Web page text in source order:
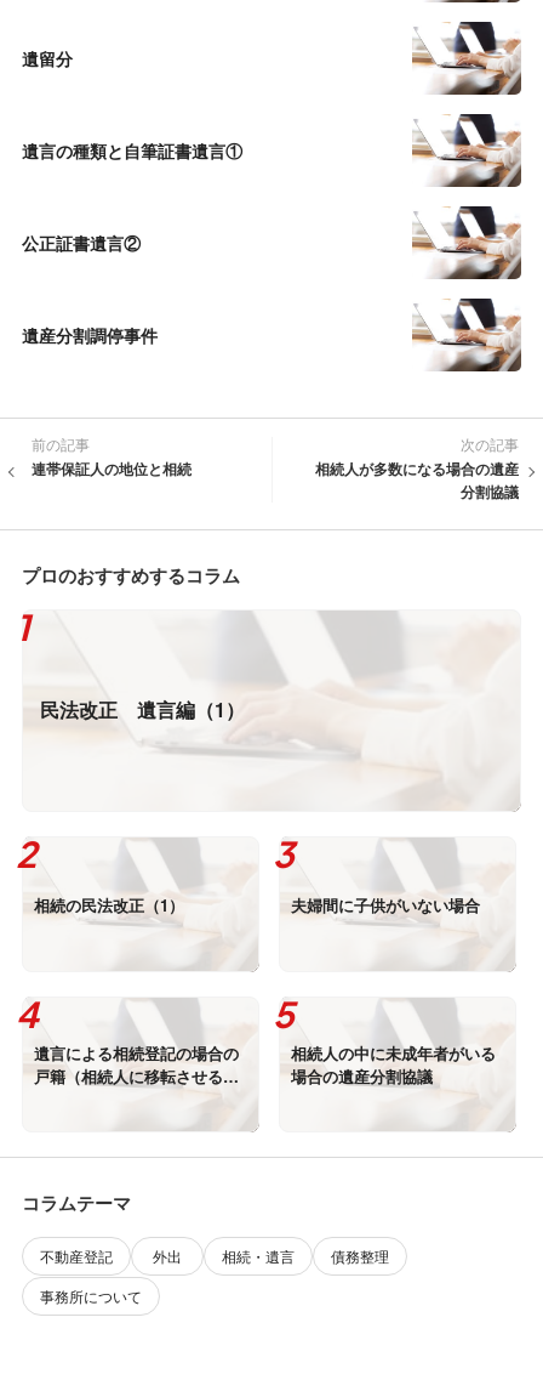
遺留分
遺言の種類と自筆証書遺言①
公正証書遺言②
遺産分割調停事件
前の記事
連帯保証人の地位と相続
次の記事
相続人が多数になる場合の遺産
分割協議
プロのおすすめするコラム
民法改正 遺言編（1）
相続の民法改正（1） 夫婦間に子供がいない場合
遺言による相続登記の場合の
戸籍（相続人に移転させる場
相続人の中に未成年者がいる
場合の遺産分割協議
コラムテーマ
不動産登記 外出 相続・遺言
債務整理
事務所について